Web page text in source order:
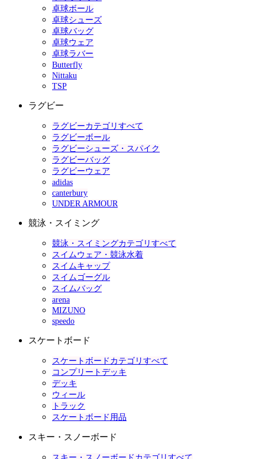
卓球ボール
卓球シューズ
卓球バッグ
卓球ウェア
卓球ラバー
Butterfly
Nittaku
TSP
ラグビー
ラグビーカテゴリすべて
ラグビーボール
ラグビーシューズ・スパイク
ラグビーバッグ
ラグビーウェア
adidas
canterbury
UNDER ARMOUR
競泳・スイミング
競泳・スイミングカテゴリすべて
スイムウェア・競泳水着
スイムキャップ
スイムゴーグル
スイムバッグ
arena
MIZUNO
speedo
スケートボード
スケートボードカテゴリすべて
コンプリートデッキ
デッキ
ウィール
トラック
スケートボード用品
スキー・スノーボード